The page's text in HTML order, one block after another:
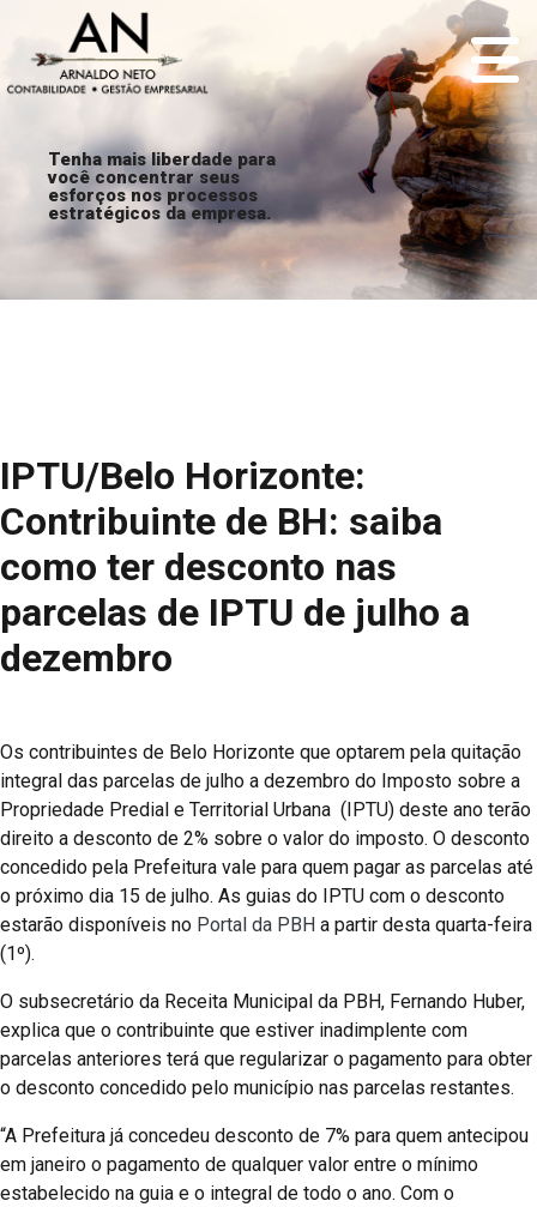
Tenha mais liberdade para
você concentrar seus
esforços nos processos
estratégicos da empresa.
IPTU/Belo Horizonte:
Contribuinte de BH: saiba
como ter desconto nas
parcelas de IPTU de julho a
dezembro
Os contribuintes de Belo Horizonte que optarem pela quitação
integral das parcelas de julho a dezembro do Imposto sobre a
Propriedade Predial e Territorial Urbana (IPTU) deste ano terão
direito a desconto de 2% sobre o valor do imposto. O desconto
concedido pela Prefeitura vale para quem pagar as parcelas até
o próximo dia 15 de julho. As guias do IPTU com o desconto
estarão disponíveis no Portal da PBH a partir desta quarta-feira
(1º).
O subsecretário da Receita Municipal da PBH, Fernando Huber,
explica que o contribuinte que estiver inadimplente com
parcelas anteriores terá que regularizar o pagamento para obter
o desconto concedido pelo município nas parcelas restantes.
“A Prefeitura já concedeu desconto de 7% para quem antecipou
em janeiro o pagamento de qualquer valor entre o mínimo
estabelecido na guia e o integral de todo o ano. Com o